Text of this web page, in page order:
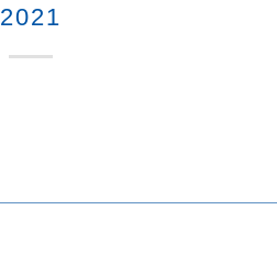
2021